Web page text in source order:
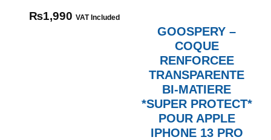
₨1,990 VAT Included
GOOSPERY –
COQUE
RENFORCEE
TRANSPARENTE
BI-MATIERE
*SUPER PROTECT*
POUR APPLE
IPHONE 13 PRO